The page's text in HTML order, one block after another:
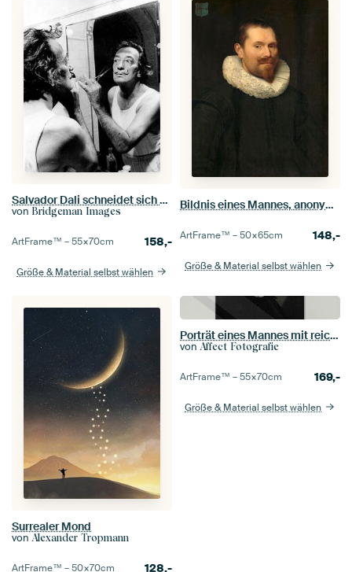
Salvador Dali schneidet sich den Schnurrbart
von Bridgeman Images
ArtFrame™ –55×70cm 158,-
Größe & Material selbst wählen
Bildnis eines Mannes, anonym - 1633
ArtFrame™ –50×65cm 148,-
Größe & Material selbst wählen
Surrealer Mond
von Alexander Tropmann
ArtFrame™ –50×70cm 128,-
Porträt eines Mannes mit reichem Kragen
von Affect Fotografie
ArtFrame™ –55×70cm 169,-
Größe & Material selbst wählen